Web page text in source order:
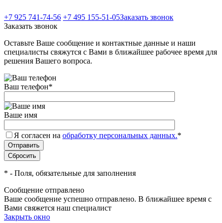
+7 925 741-74-56 +7 495 155-51-05Заказать звонок
Заказать звонок
Оставьте Ваше сообщение и контактные данные и наши
специалисты свяжутся с Вами в ближайшее рабочее время для
решения Вашего вопроса.
Ваш телефон*
Ваше имя
Я согласен на обработку персональных данных.*
* - Поля, обязательные для заполнения
Сообщение отправлено
Ваше сообщение успешно отправлено. В ближайшее время с
Вами свяжется наш специалист
Закрыть окно